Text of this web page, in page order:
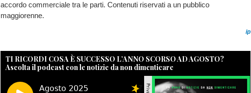
accordo commerciale tra le parti. Contenuti riservati a un pubblico
maggiorenne.
ip
TI RICORDI COSA È SUCCESSO L’ANNO SCORSO AD AGOSTO?
Ascolta il podcast con le notizie da non dimenticare